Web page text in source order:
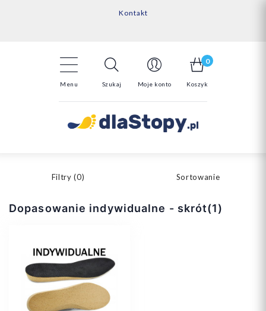
Kontakt
14 Dni na darmowy zwrot*
Menu Szukaj Moje konto
0
Koszyk
Filtry (0) Sortowanie
Dopasowanie indywidualne - skrót(1)